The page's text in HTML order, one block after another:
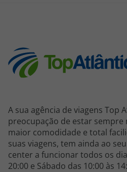
Agências
Apoio ao cliente em Portugal
218 925 471
Custo de uma chamada para a
Apoio ao cliente no
A sua agência de viagens Top
preocupação de estar sempre
maior comodidade e total
suas viagens, tem ainda ao
center a funcionar todos os
20:00 e Sábado das 10:00 às